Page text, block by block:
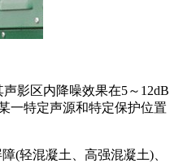
影区内降噪效果在5～12dB
一特定声源和特定保护位置
(轻混凝土、高强混凝土)、